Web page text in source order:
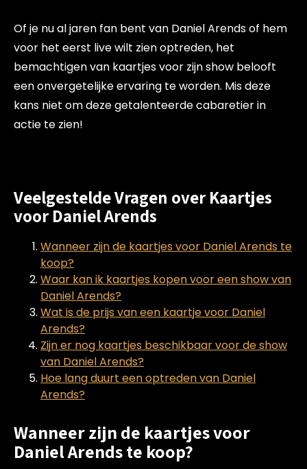
Of je nu al jaren fan bent van Daniel Arends of hem
voor het eerst live wilt zien optreden, het
bemachtigen van kaartjes voor zijn show belooft
een onvergetelijke ervaring te worden. Mis deze
kans niet om deze getalenteerde cabaretier in
actie te zien!
Veelgestelde Vragen over Kaartjes
voor Daniel Arends
Wanneer zijn de kaartjes voor Daniel Arends te
koop?
Waar kan ik kaartjes kopen voor een show van
Daniel Arends?
Wat is de prijs van een kaartje voor Daniel
Arends?
Zijn er nog kaartjes beschikbaar voor de show
van Daniel Arends?
Hoe lang duurt een optreden van Daniel
Arends?
Wanneer zijn de kaartjes voor
Daniel Arends te koop?